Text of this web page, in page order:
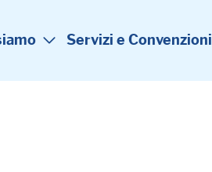
Servizi e Convenzioni